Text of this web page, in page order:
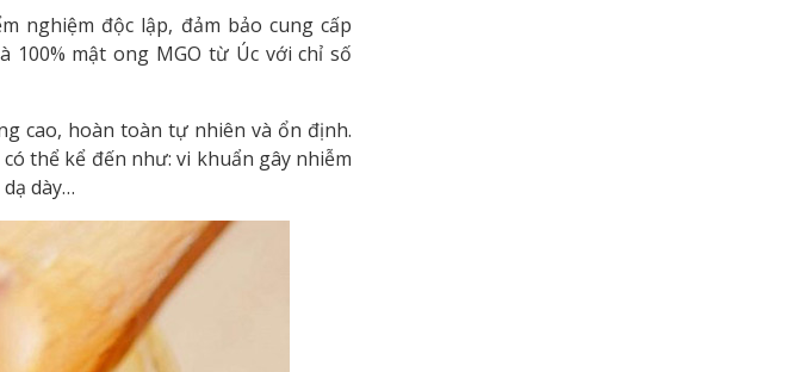
nghiệm độc lập, đảm bảo cung cấp
100% mật ong MGO từ Úc với chỉ số
cao, hoàn toàn tự nhiên và ổn định.
thể kể đến như: vi khuẩn gây nhiễm
dày…